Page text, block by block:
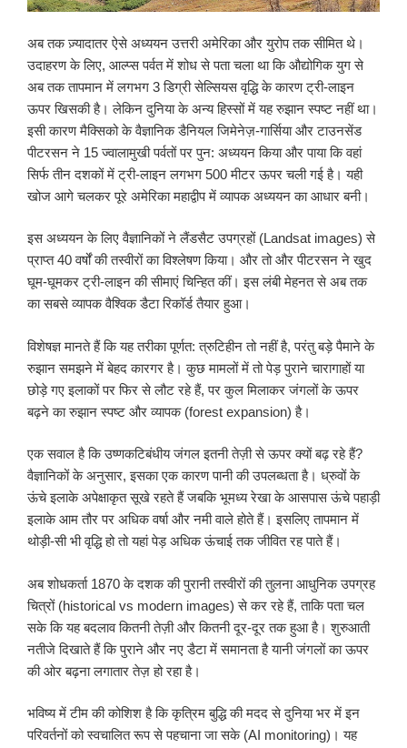
अब तक ज़्यादातर ऐसे अध्ययन उत्तरी अमेरिका और युरोप तक सीमित थे।
उदाहरण के लिए, आल्प्स पर्वत में शोध से पता चला था कि औद्योगिक युग से
अब तक तापमान में लगभग 3 डिग्री सेल्सियस वृद्धि के कारण ट्री-लाइन
ऊपर खिसकी है। लेकिन दुनिया के अन्य हिस्सों में यह रुझान स्पष्ट नहीं था।
इसी कारण मैक्सिको के वैज्ञानिक डैनियल जिमेनेज़-गार्सिया और टाउनसेंड
पीटरसन ने 15 ज्वालामुखी पर्वतों पर पुन: अध्ययन किया और पाया कि वहां
सिर्फ तीन दशकों में ट्री-लाइन लगभग 500 मीटर ऊपर चली गई है। यही
खोज आगे चलकर पूरे अमेरिका महाद्वीप में व्यापक अध्ययन का आधार बनी।
इस अध्ययन के लिए वैज्ञानिकों ने लैंडसैट उपग्रहों (Landsat images) से
प्राप्त 40 वर्षों की तस्वीरों का विश्लेषण किया। और तो और पीटरसन ने खुद
घूम-घूमकर ट्री-लाइन की सीमाएं चिन्हित कीं। इस लंबी मेहनत से अब तक
का सबसे व्यापक वैश्विक डैटा रिकॉर्ड तैयार हुआ।
विशेषज्ञ मानते हैं कि यह तरीका पूर्णत: त्रुटिहीन तो नहीं है, परंतु बड़े पैमाने के
रुझान समझने में बेहद कारगर है। कुछ मामलों में तो पेड़ पुराने चारागाहों या
छोड़े गए इलाकों पर फिर से लौट रहे हैं, पर कुल मिलाकर जंगलों के ऊपर
बढ़ने का रुझान स्पष्ट और व्यापक (forest expansion) है।
एक सवाल है कि उष्णकटिबंधीय जंगल इतनी तेज़ी से ऊपर क्यों बढ़ रहे हैं?
वैज्ञानिकों के अनुसार, इसका एक कारण पानी की उपलब्धता है। ध्रुवों के
ऊंचे इलाके अपेक्षाकृत सूखे रहते हैं जबकि भूमध्य रेखा के आसपास ऊंचे पहाड़ी
इलाके आम तौर पर अधिक वर्षा और नमी वाले होते हैं। इसलिए तापमान में
थोड़ी-सी भी वृद्धि हो तो यहां पेड़ अधिक ऊंचाई तक जीवित रह पाते हैं।
अब शोधकर्ता 1870 के दशक की पुरानी तस्वीरों की तुलना आधुनिक उपग्रह
चित्रों (historical vs modern images) से कर रहे हैं, ताकि पता चल
सके कि यह बदलाव कितनी तेज़ी और कितनी दूर-दूर तक हुआ है। शुरुआती
नतीजे दिखाते हैं कि पुराने और नए डैटा में समानता है यानी जंगलों का ऊपर
की ओर बढ़ना लगातार तेज़ हो रहा है।
भविष्य में टीम की कोशिश है कि कृत्रिम बुद्धि की मदद से दुनिया भर में इन
परिवर्तनों को स्वचालित रूप से पहचाना जा सके (AI monitoring)। यह